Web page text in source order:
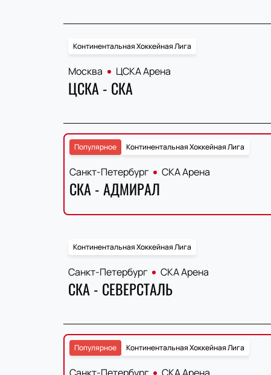
Континентальная Хоккейная Лига
Москва ЦСКА Арена
ЦСКА - СКА
Континентальная Хоккейная Лига
Популярное
Санкт-Петербург СКА Арена
СКА - АДМИРАЛ
Континентальная Хоккейная Лига
Санкт-Петербург СКА Арена
СКА - СЕВЕРСТАЛЬ
Континентальная Хоккейная Лига
Популярное